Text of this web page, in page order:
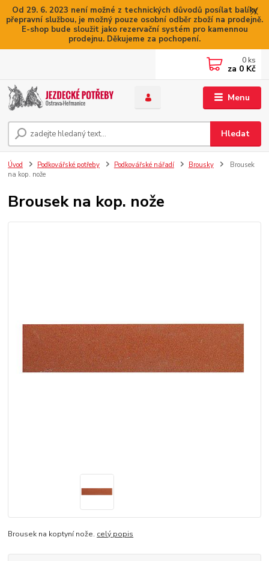
Od 29. 6. 2023 není možné z technických důvodů posílat balíky
přepravní službou, je možný pouze osobní odběr zboží na prodejně.
E-shop bude sloužit jako rezervační systém pro kamennou
prodejnu. Děkujeme za pochopení.
Menu
Hledat
0 ks
za 0 Kč
Úvod Podkovářské potřeby Podkovářské nářadí Brousky
Brousek
na kop. nože
Brousek na kop. nože
Brousek na koptyní nože. celý popis